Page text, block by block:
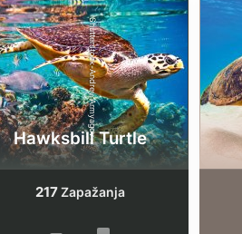
Shutterstock-Andrey Armyagov
Hawksbill Turtle
217Zapažanja